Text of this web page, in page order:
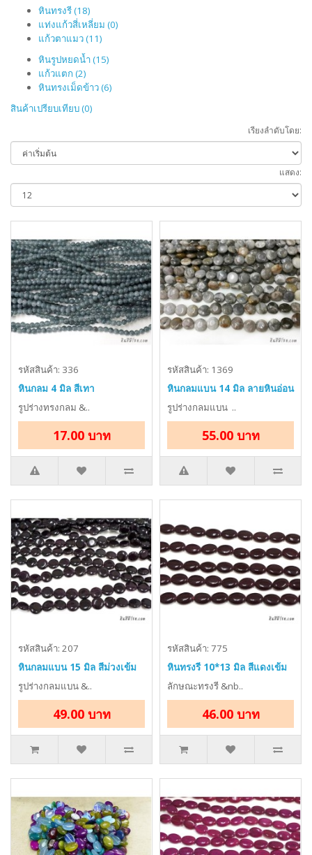
หินทรงรี (18)
แท่งแก้วสี่เหลี่ยม (0)
แก้วตาแมว (11)
หินรูปหยดน้ำ (15)
แก้วแตก (2)
หินทรงเม็ดข้าว (6)
สินค้าเปรียบเทียบ (0)
เรียงลำดับโดย:
แสดง:
รหัสสินค้า: 336
หินกลม 4 มิล สีเทา
รูปร่างทรงกลม &..
17.00 บาท
รหัสสินค้า: 1369
หินกลมแบน 14 มิล ลายหินอ่อน
รูปร่างกลมแบน ..
55.00 บาท
รหัสสินค้า: 207
หินกลมแบน 15 มิล สีม่วงเข้ม
รูปร่างกลมแบน &..
49.00 บาท
รหัสสินค้า: 775
หินทรงรี 10*13 มิล สีแดงเข้ม
ลักษณะทรงรี &nb..
46.00 บาท